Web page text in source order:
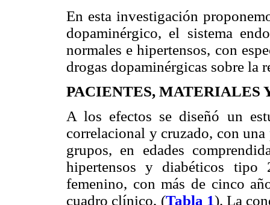
En esta investigación
dopaminérgico, el sistema
normales e hipertensos, con
drogas dopaminérgicas sobre la
PACIENTES, MATERIALES
A los efectos se diseñó un
correlacional y cruzado, con
grupos, en edades
hipertensos y diabéticos
femenino, con más de cinco
cuadro clínico, (Tabla 1). La